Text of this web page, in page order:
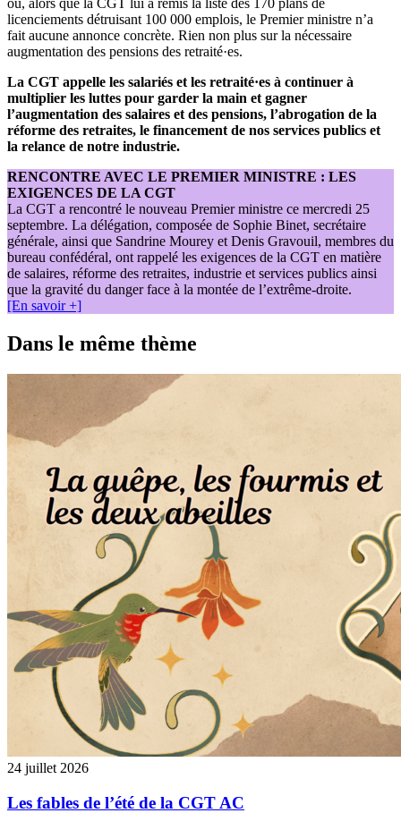
où, alors que la CGT lui a remis la liste des 170 plans de
licenciements détruisant 100 000 emplois, le Premier ministre n’a
fait aucune annonce concrète. Rien non plus sur la nécessaire
augmentation des pensions des retraité·es.
La CGT appelle les salariés et les retraité·es à continuer à
multiplier les luttes pour garder la main et gagner
l’augmentation des salaires et des pensions, l’abrogation de la
réforme des retraites, le financement de nos services publics et
la relance de notre industrie.
RENCONTRE AVEC LE PREMIER MINISTRE : LES
EXIGENCES DE LA CGT
La CGT a rencontré le nouveau Premier ministre ce mercredi 25
septembre. La délégation, composée de Sophie Binet, secrétaire
générale, ainsi que Sandrine Mourey et Denis Gravouil, membres du
bureau confédéral, ont rappelé les exigences de la CGT en matière
de salaires, réforme des retraites, industrie et services publics ainsi
que la gravité du danger face à la montée de l’extrême-droite.
[En savoir +]
Dans le même thème
24 juillet 2026
Les fables de l’été de la CGT AC